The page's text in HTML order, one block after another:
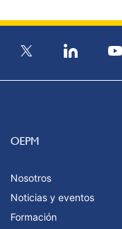
OEPM
Nosotros
Noticias y eventos
Formación